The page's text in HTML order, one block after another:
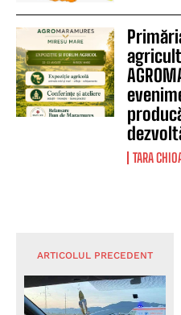
TARA
ARTICOLUL PRECEDENT